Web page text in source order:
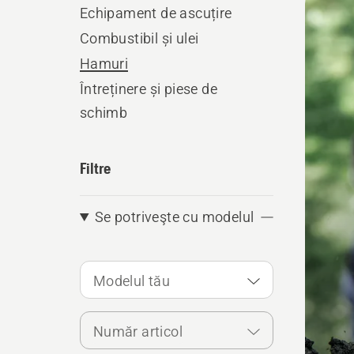
Echipament de ascuțire
Combustibil și ulei
Hamuri
Întreținere și piese de
schimb
Filtre
Se potriveşte cu modelul
Modelul tău
Număr articol